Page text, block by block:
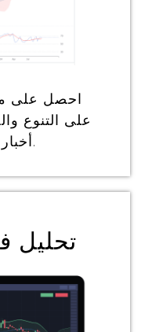
احصل على
على التنوع
أخبار السوق ذوي الخبرة لدينا.